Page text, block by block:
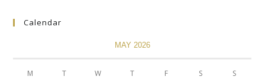
Calendar
MAY 2026
M T W T F S S